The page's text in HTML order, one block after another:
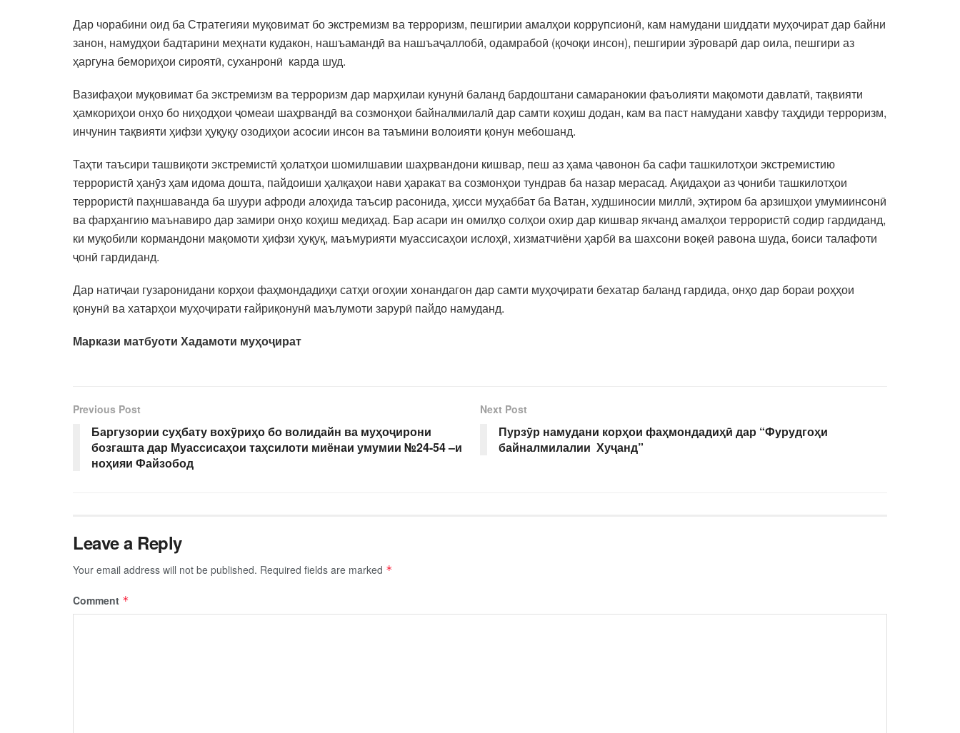
Дар чорабини оид ба Стратегияи муқовимат бо экстремизм ва терроризм, пешгирии амалҳои коррупсионӣ, кам намудани шиддати муҳоҷират дар байни
занон, намудҳои бадтарини меҳнати кудакон, нашъамандӣ ва нашъаҷаллобӣ, одамрабоӣ (қочоқи инсон), пешгирии зӯроварӣ дар оила, пешгири аз
ҳаргуна бемориҳои сироятӣ, суханронӣ карда шуд.
Вазифаҳои муқовимат ба экстремизм ва терроризм дар марҳилаи кунунӣ баланд бардоштани самаранокии фаъолияти мақомоти давлатӣ, тақвияти
ҳамкориҳои онҳо бо ниҳодҳои ҷомеаи шаҳрвандӣ ва созмонҳои байналмилалӣ дар самти коҳиш додан, кам ва паст намудани хавфу таҳдиди терроризм,
инчунин тақвияти ҳифзи ҳуқуқу озодиҳои асосии инсон ва таъмини волоияти қонун мебошанд.
Таҳти таъсири ташвиқоти экстремистӣ ҳолатҳои шомилшавии шаҳрвандони кишвар, пеш аз ҳама ҷавонон ба сафи ташкилотҳои экстремистию
террористӣ ҳанӯз ҳам идома дошта, пайдоиши ҳалқаҳои нави ҳаракат ва созмонҳои тундрав ба назар мерасад. Ақидаҳои аз ҷониби ташкилотҳои
террористӣ паҳншаванда ба шуури афроди алоҳида таъсир расонида, ҳисси муҳаббат ба Ватан, худшиносии миллӣ, эҳтиром ба арзишҳои умумиинсонӣ
ва фарҳангию маънавиро дар замири онҳо коҳиш медиҳад. Бар асари ин омилҳо солҳои охир дар кишвар якчанд амалҳои террористӣ содир гардиданд,
ки муқобили кормандони мақомоти ҳифзи ҳуқуқ, маъмурияти муассисаҳои ислоҳӣ, хизматчиёни ҳарбӣ ва шахсони воқеӣ равона шуда, боиси талафоти
ҷонӣ гардиданд.
Дар натиҷаи гузаронидани корҳои фаҳмондадиҳи сатҳи огоҳии хонандагон дар самти муҳоҷирати бехатар баланд гардида, онҳо дар бораи роҳҳои
қонунӣ ва хатарҳои муҳоҷирати ғайриқонунӣ маълумоти зарурӣ пайдо намуданд.
Маркази матбуоти Хадамоти муҳоҷират
Previous Post
Баргузории суҳбату вохӯриҳо бо волидайн ва муҳоҷирони
бозгашта дар Муассисаҳои таҳсилоти миёнаи умумии №24-54 –и
ноҳияи Файзобод
Next Post
Пурзӯр намудани корҳои фаҳмондадиҳӣ дар “Фурудгоҳи
байналмилалии Хуҷанд”
Leave a Reply
Your email address will not be published. Required fields are marked *
Comment *